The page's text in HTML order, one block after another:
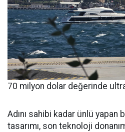
70 milyon dolar değerinde
Adını sahibi kadar ünlü yapan
tasarımı, son teknoloji